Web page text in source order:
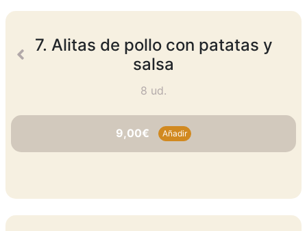
7. Alitas de pollo con patatas y
salsa
8 ud.
9,00€ Añadir